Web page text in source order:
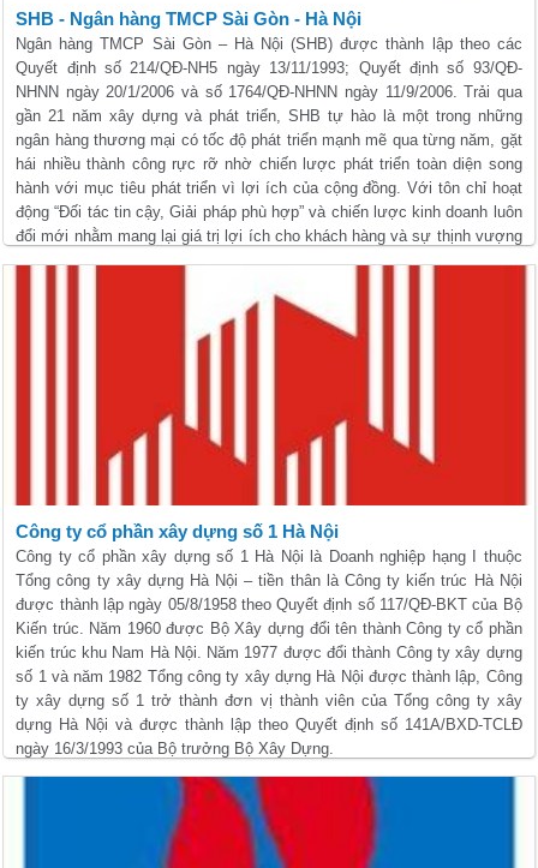
SHB - Ngân hàng TMCP Sài Gòn - Hà Nội
Ngân hàng TMCP Sài Gòn – Hà Nội (SHB) được thành lập theo các
Quyết định số 214/QÐ-NH5 ngày 13/11/1993; Quyết định số 93/QÐ-
NHNN ngày 20/1/2006 và số 1764/QÐ-NHNN ngày 11/9/2006. Trải qua
gần 21 năm xây dựng và phát triển, SHB tự hào là một trong những
ngân hàng thương mại có tốc độ phát triển mạnh mẽ qua từng năm, gặt
hái nhiều thành công rực rỡ nhờ chiến lược phát triển toàn diện song
hành với mục tiêu phát triển vì lợi ích của cộng đồng. Với tôn chỉ hoạt
động “Đối tác tin cậy, Giải pháp phù hợp” và chiến lược kinh doanh luôn
đổi mới nhằm mang lại giá trị lợi ích cho khách hàng và sự thịnh vượng
cho các cổ đông - nhà đầu tư, SHB luôn làm hài lòng khách hàng và đối
lượng và cạnh tranh với phong cách phục vụ chuyên nghiệp.
Công ty cổ phần xây dựng số 1 Hà Nội
Công ty cổ phần xây dựng số 1 Hà Nội là Doanh nghiệp hạng I thuộc
Tổng công ty xây dựng Hà Nội – tiền thân là Công ty kiến trúc Hà Nội
được thành lập ngày 05/8/1958 theo Quyết định số 117/QĐ-BKT của Bộ
Kiến trúc. Năm 1960 được Bộ Xây dựng đổi tên thành Công ty cổ phần
kiến trúc khu Nam Hà Nội. Năm 1977 được đổi thành Công ty xây dựng
số 1 và năm 1982 Tổng công ty xây dựng Hà Nội được thành lập, Công
ty xây dựng số 1 trở thành đơn vị thành viên của Tổng công ty xây
dựng Hà Nội và được thành lập theo Quyết định số 141A/BXD-TCLĐ
ngày 16/3/1993 của Bộ trưởng Bộ Xây Dựng.